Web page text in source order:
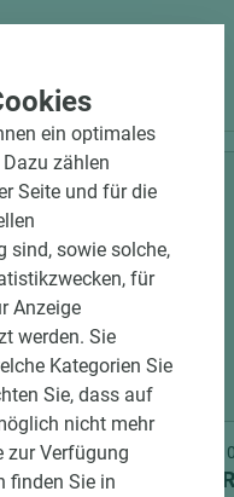
Art.-Nr.
ein optimales
zählen
Seite und für die
sind, sowie solche,
für
Anzeige
werden. Sie
Kategorien Sie
Sie, dass auf
nicht mehr
zur Verfügung
finden Sie in